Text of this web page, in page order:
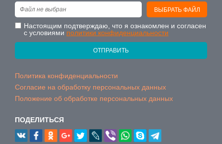
ВЫБРАТЬ ФАЙЛ
Файл не выбран
Настоящим подтверждаю, что я ознакомлен и согласен
с условиями политики конфиденциальности
ОТПРАВИТЬ
Политика конфиденциальности
Согласие на обработку персональных данных
Положение об обработке персональных данных
ПОДЕЛИТЬСЯ